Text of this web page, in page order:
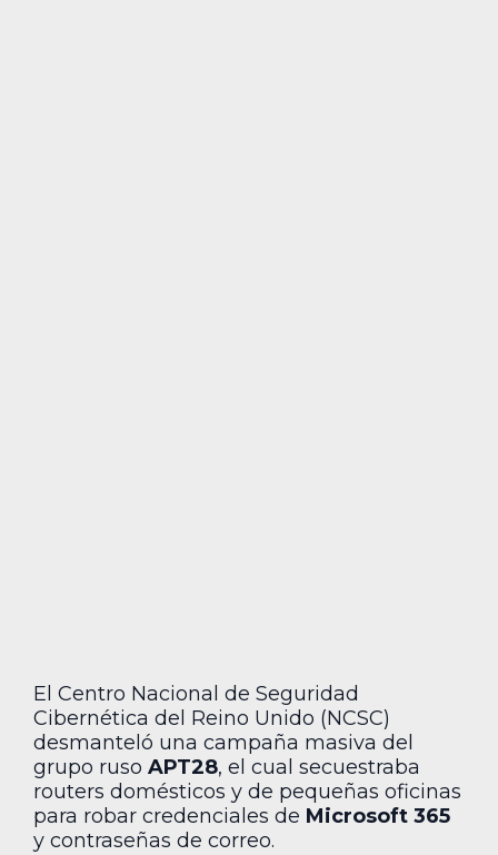
El Centro Nacional de Seguridad
Cibernética del Reino Unido (NCSC)
desmanteló una campaña masiva del
grupo ruso APT28, el cual secuestraba
routers domésticos y de pequeñas oficinas
para robar credenciales de Microsoft 365
y contraseñas de correo.